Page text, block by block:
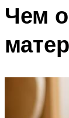
Чем